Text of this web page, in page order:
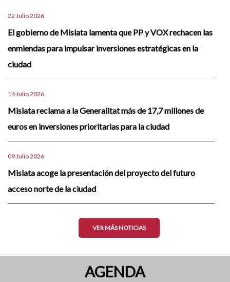
22 Julio 2026
El gobierno de Mislata lamenta que PP y VOX rechacen las
enmiendas para impulsar inversiones estratégicas en la
ciudad
14 Julio 2026
Mislata reclama a la Generalitat más de 17,7 millones de
euros en inversiones prioritarias para la ciudad
09 Julio 2026
Mislata acoge la presentación del proyecto del futuro
acceso norte de la ciudad
VER MÁS NOTICIAS
AGENDA